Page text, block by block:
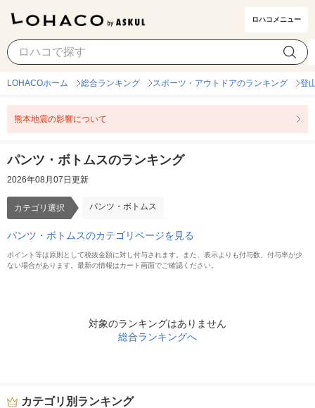
ロハコメニュー
パンツ・ボトムス カテゴリ選択
LOHACOホーム 総合ランキング スポーツ・アウトドアのランキング 登
熊本地震の影響について
パンツ・ボトムスのランキング
2026年08月07日更新
カテゴリ選択 パンツ・ボトムス
パンツ・ボトムスのカテゴリページを見る
ポイント等は原則として税抜金額に対し付与されます。また、表示よりも付与数、付与率が少
ない場合があります。最新の情報はカート画面でご確認ください。
対象のランキングはありません
総合ランキングへ
カテゴリ別ランキング